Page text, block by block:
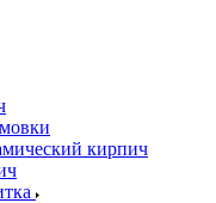
кирпич